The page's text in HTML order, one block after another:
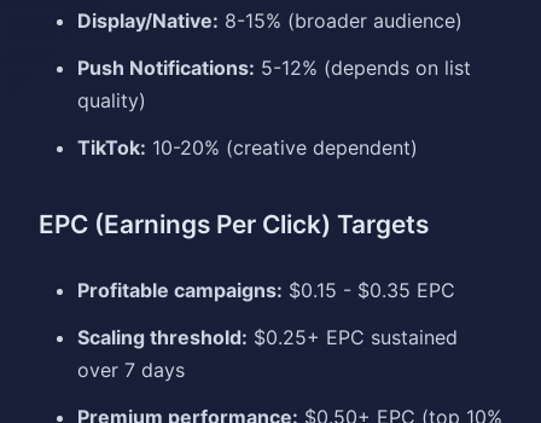
Display/Native: 8-15% (broader audience)
Push Notifications: 5-12% (depends on list
quality)
TikTok: 10-20% (creative dependent)
EPC (Earnings Per Click) Targets
Profitable campaigns: $0.15 - $0.35 EPC
Scaling threshold: $0.25+ EPC sustained
over 7 days
Premium performance: $0.50+ EPC (top 10%